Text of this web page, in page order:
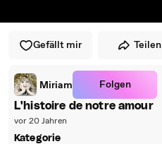
Gefällt mir Teilen
Miriam Folgen
L'histoire de notre amour
vor 20 Jahren
Kategorie